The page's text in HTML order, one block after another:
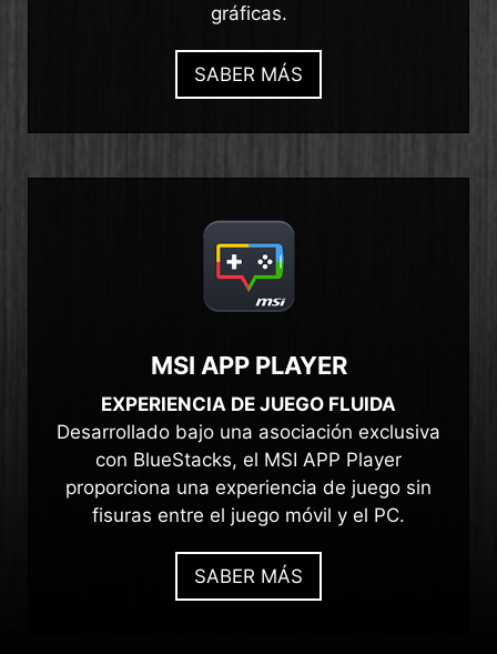
gráficas.
SABER MÁS
MSI APP PLAYER
EXPERIENCIA DE JUEGO FLUIDA
Desarrollado bajo una asociación exclusiva
con BlueStacks, el MSI APP Player
proporciona una experiencia de juego sin
fisuras entre el juego móvil y el PC.
SABER MÁS